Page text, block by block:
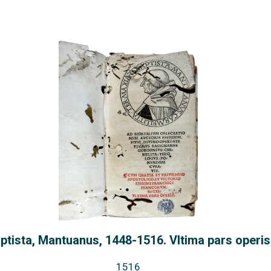
Mantuanus, 1448-1516. Vltima pars operis
1516